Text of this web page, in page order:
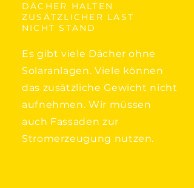
DÄCHER HALTEN
ZUSÄTZLICHER LAST
NICHT STAND
Es gibt viele Dächer ohne
Solaranlagen. Viele können
das zusätzliche Gewicht nicht
aufnehmen. Wir müssen
auch Fassaden zur
Stromerzeugung nutzen.